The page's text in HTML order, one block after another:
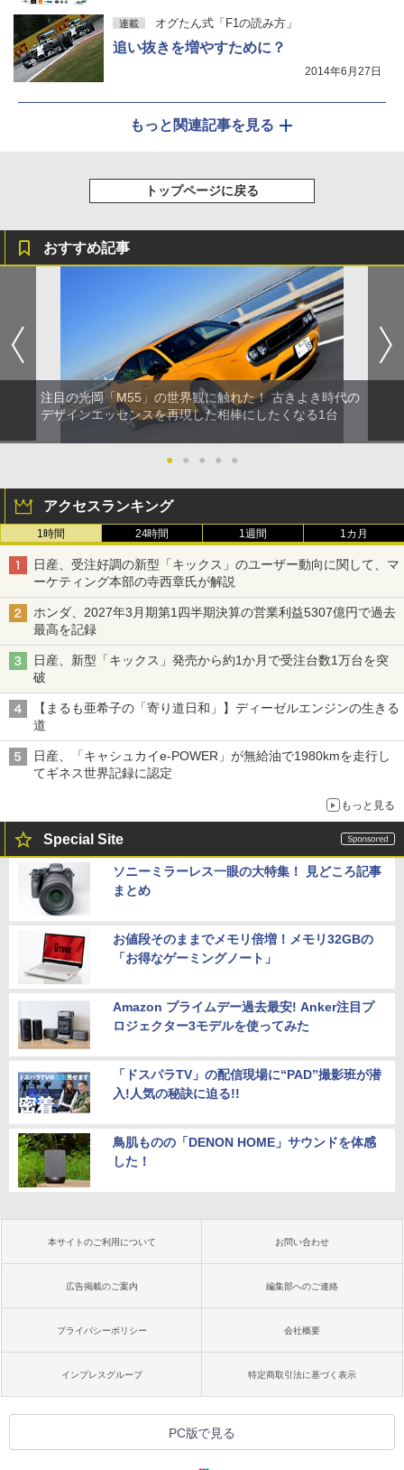
連載 オグたん式「F1の読み方」
追い抜きを増やすために？
2014年6月27日
もっと関連記事を見る
トップページに戻る
おすすめ記事
注目の光岡「M55」の世界観に触れた！ 古きよき時代の
デザインエッセンスを再現した相棒にしたくなる1台
● ● ● ● ●
アクセスランキング
1時間 24時間 1週間 1カ月
日産、受注好調の新型「キックス」のユーザー動向に関して、マ
ーケティング本部の寺西章氏が解説
ホンダ、2027年3月期第1四半期決算の営業利益5307億円で過去
最高を記録
日産、新型「キックス」発売から約1か月で受注台数1万台を突
破
【まるも亜希子の「寄り道日和」】ディーゼルエンジンの生きる
道
日産、「キャシュカイe-POWER」が無給油で1980kmを走行し
てギネス世界記録に認定
もっと見る
Special Site
ソニーミラーレス一眼の大特集！ 見どころ記事
まとめ
お値段そのままでメモリ倍増！メモリ32GBの
「お得なゲーミングノート」
Amazon プライムデー過去最安! Anker注目プ
ロジェクター3モデルを使ってみた
「ドスパラTV」の配信現場に“PAD”撮影班が潜
入!人気の秘訣に迫る!!
鳥肌ものの「DENON HOME」サウンドを体感
した！
本サイトのご利用について お問い合わせ
広告掲載のご案内 編集部へのご連絡
プライバシーポリシー 会社概要
インプレスグループ 特定商取引法に基づく表示
PC版で見る